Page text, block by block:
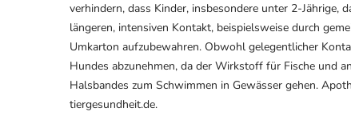
verhindern, dass Kinder, insbesondere unter 2-Jährige,
längeren, intensiven Kontakt, beispielsweise durch
Umkarton aufzubewahren. Obwohl gelegentlicher
Hundes abzunehmen, da der Wirkstoff für Fische und
Halsbandes zum Schwimmen in Gewässer gehen.
tiergesundheit.de.